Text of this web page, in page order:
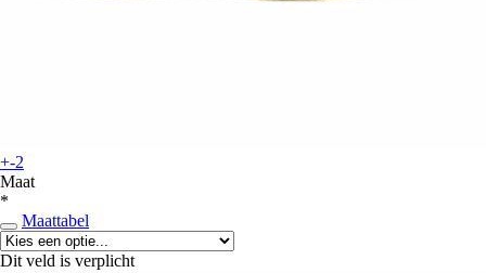
+-2
Maat
*
Maattabel
Dit veld is verplicht